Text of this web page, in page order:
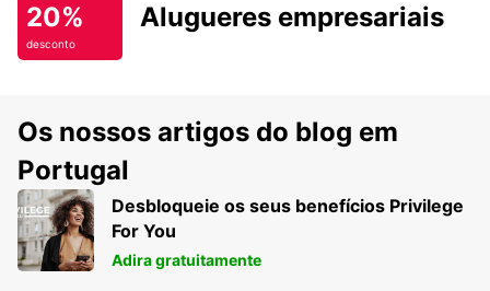
20%
desconto
Alugueres empresariais
Os nossos artigos do blog em
Portugal
Desbloqueie os seus benefícios Privilege
For You
Adira gratuitamente